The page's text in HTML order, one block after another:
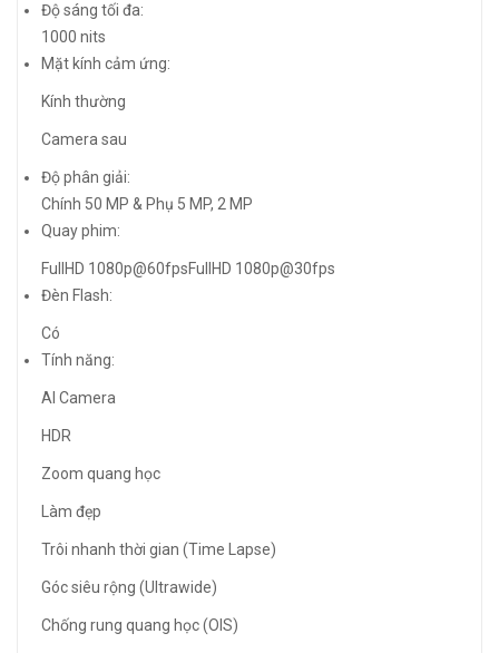
Độ sáng tối đa:
1000 nits
Mặt kính cảm ứng:
Kính thường
Camera sau
Độ phân giải:
Chính 50 MP & Phụ 5 MP, 2 MP
Quay phim:
FullHD 1080p@60fpsFullHD 1080p@30fps
Đèn Flash:
Có
Tính năng:
AI Camera
HDR
Zoom quang học
Làm đẹp
Trôi nhanh thời gian (Time Lapse)
Góc siêu rộng (Ultrawide)
Chống rung quang học (OIS)